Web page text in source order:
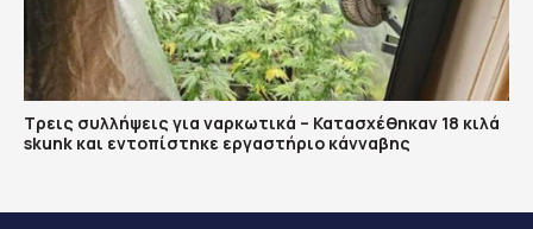
Τρεις συλλήψεις για ναρκωτικά – Κατασχέθηκαν 18 κιλά
skunk και εντοπίστηκε εργαστήριο κάνναβης